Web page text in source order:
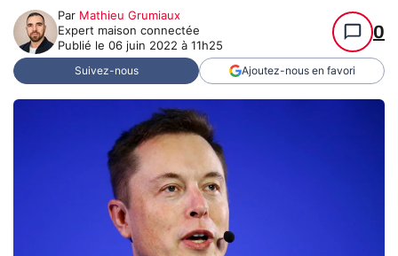
Par Mathieu Grumiaux
Expert maison connectée
Publié le 06 juin 2022 à 11h25
0
Suivez-nous Ajoutez-nous en favori